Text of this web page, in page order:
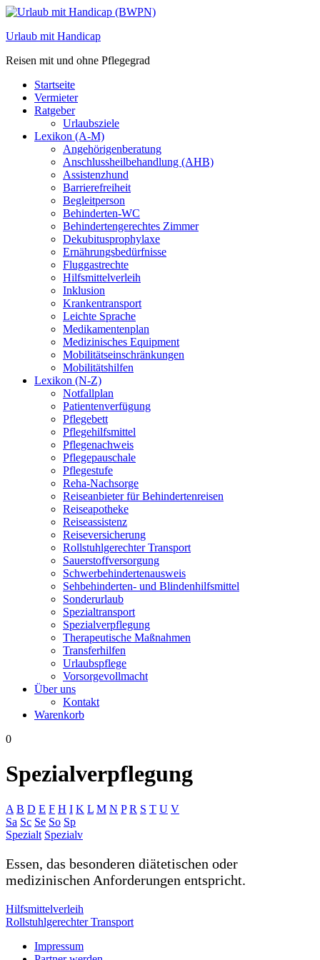
Zum
springen
Urlaub mit Handicap
Reisen mit und ohne Pflegegrad
Startseite
Vermieter
Ratgeber
Urlaubsziele
Lexikon (A-M)
Angehörigenberatung
Anschlussheilbehandlung (AHB)
Assistenzhund
Barrierefreiheit
Begleitperson
Behinderten-WC
Behindertengerechtes Zimmer
Dekubitusprophylaxe
Ernährungsbedürfnisse
Fluggastrechte
Hilfsmittelverleih
Inklusion
Krankentransport
Leichte Sprache
Medikamentenplan
Medizinisches Equipment
Mobilitätseinschränkungen
Mobilitätshilfen
Lexikon (N-Z)
Notfallplan
Patientenverfügung
Pflegebett
Pflegehilfsmittel
Pflegenachweis
Pflegepauschale
Pflegestufe
Reha-Nachsorge
Reiseanbieter für Behindertenreisen
Reiseapotheke
Reiseassistenz
Reiseversicherung
Rollstuhlgerechter Transport
Sauerstoffversorgung
Schwerbehindertenausweis
Sehbehinderten- und Blindenhilfsmittel
Sonderurlaub
Spezialtransport
Spezialverpflegung
Therapeutische Maßnahmen
Transferhilfen
Urlaubspflege
Vorsorgevollmacht
Über uns
Kontakt
Warenkorb
0
Spezialverpflegung
A B D E F H I K L M N P R S T U V
Sa Sc Se So Sp
Spezialt Spezialv
Essen, das besonderen diätetischen oder
medizinischen Anforderungen entspricht.
Beitragsnavigation
Hilfsmittelverleih
Rollstuhlgerechter Transport
Impressum